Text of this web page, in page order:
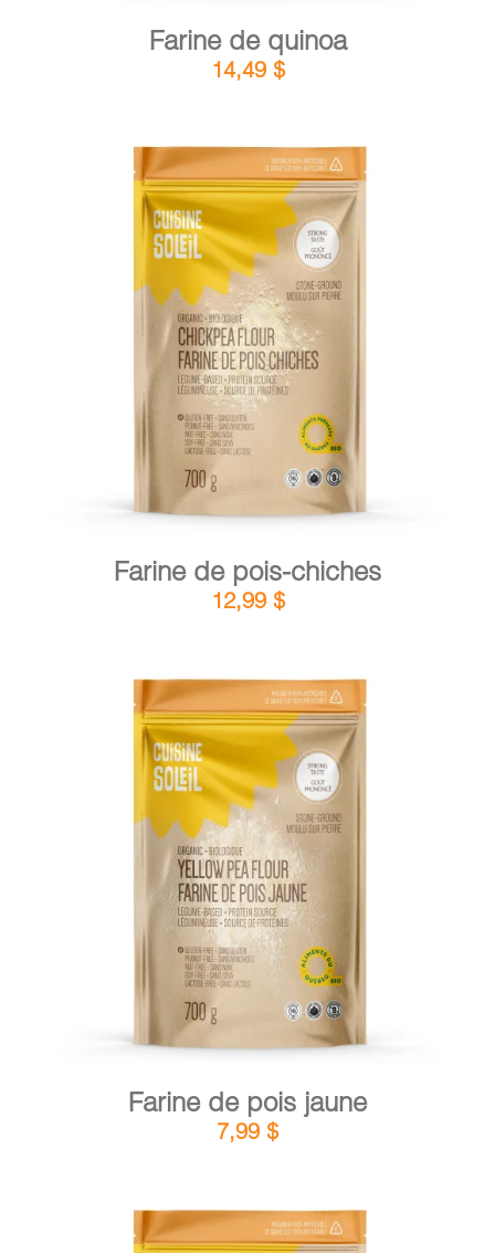
Farine de quinoa
14,49 $
AJOUTER AU PANIER DÉTAILS
Farine de pois-chiches
12,99 $
AJOUTER AU PANIER / DÉTAILS
Farine de pois jaune
7,99 $